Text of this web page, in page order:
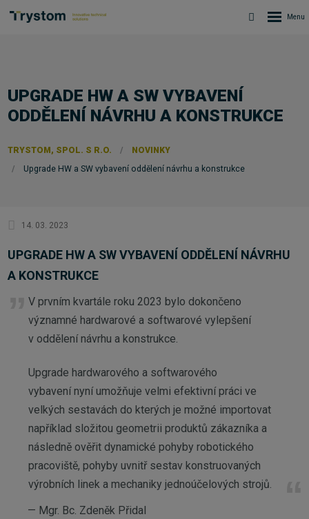
UPGRADE HW A SW VYBAVENÍ
ODDĚLENÍ NÁVRHU A KONSTRUKCE
TRYSTOM, SPOL. S R.O.
NOVINKY
Upgrade HW a SW vybavení oddělení návrhu a konstrukce
14. 03. 2023
UPGRADE HW A SW VYBAVENÍ ODDĚLENÍ NÁVRHU
A KONSTRUKCE
V prvním kvartále roku 2023 bylo dokončeno
významné hardwarové a softwarové vylepšení
v oddělení návrhu a konstrukce.
Upgrade hardwarového a softwarového
vybavení nyní umožňuje velmi efektivní práci ve
velkých sestavách do kterých je možné importovat
například složitou geometrii produktů zákazníka a
následně ověřit dynamické pohyby robotického
pracoviště, pohyby uvnitř sestav konstruovaných
výrobních linek a mechaniky jednoúčelových strojů.
Mgr. Bc. Zdeněk Přidal